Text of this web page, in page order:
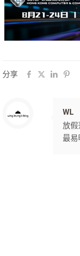
分享
WL
放假
最易